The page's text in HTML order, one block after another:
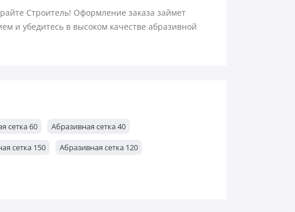
Строитель! Оформление заказа займет
и убедитесь в высоком качестве абразивной
сетка 60
Абразивная сетка 40
сетка 150
Абразивная сетка 120